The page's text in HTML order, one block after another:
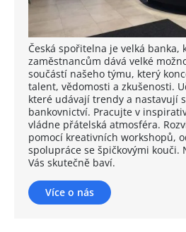
Česká spořitelna je velká banka,
zaměstnancům dává velké
součástí našeho týmu, který
talent, vědomosti a zkušenosti.
které udávají trendy a nastavují
bankovnictví. Pracujte v
vládne přátelská atmosféra.
pomocí kreativních workshopů,
spolupráce se špičkovými kouči.
Vás skutečně baví.
Více o nás